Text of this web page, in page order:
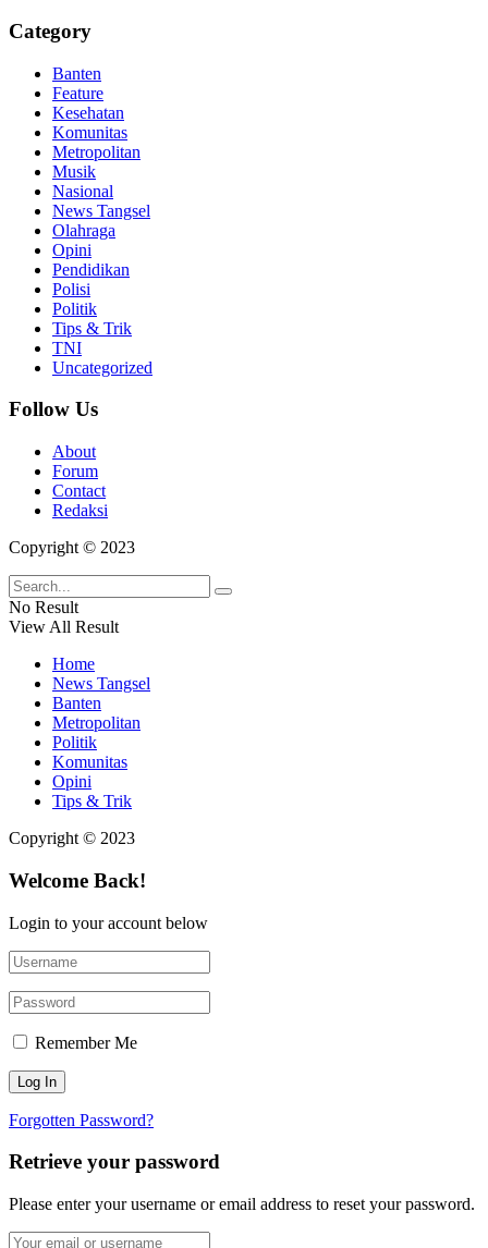
Category
Banten
Feature
Kesehatan
Komunitas
Metropolitan
Musik
Nasional
News Tangsel
Olahraga
Opini
Pendidikan
Polisi
Politik
Tips & Trik
TNI
Uncategorized
Follow Us
About
Forum
Contact
Redaksi
Copyright © 2023
No Result
View All Result
Home
News Tangsel
Banten
Metropolitan
Politik
Komunitas
Opini
Tips & Trik
Copyright © 2023
Welcome Back!
Login to your account below
Remember Me
Forgotten Password?
Retrieve your password
Please enter your username or email address to reset your password.